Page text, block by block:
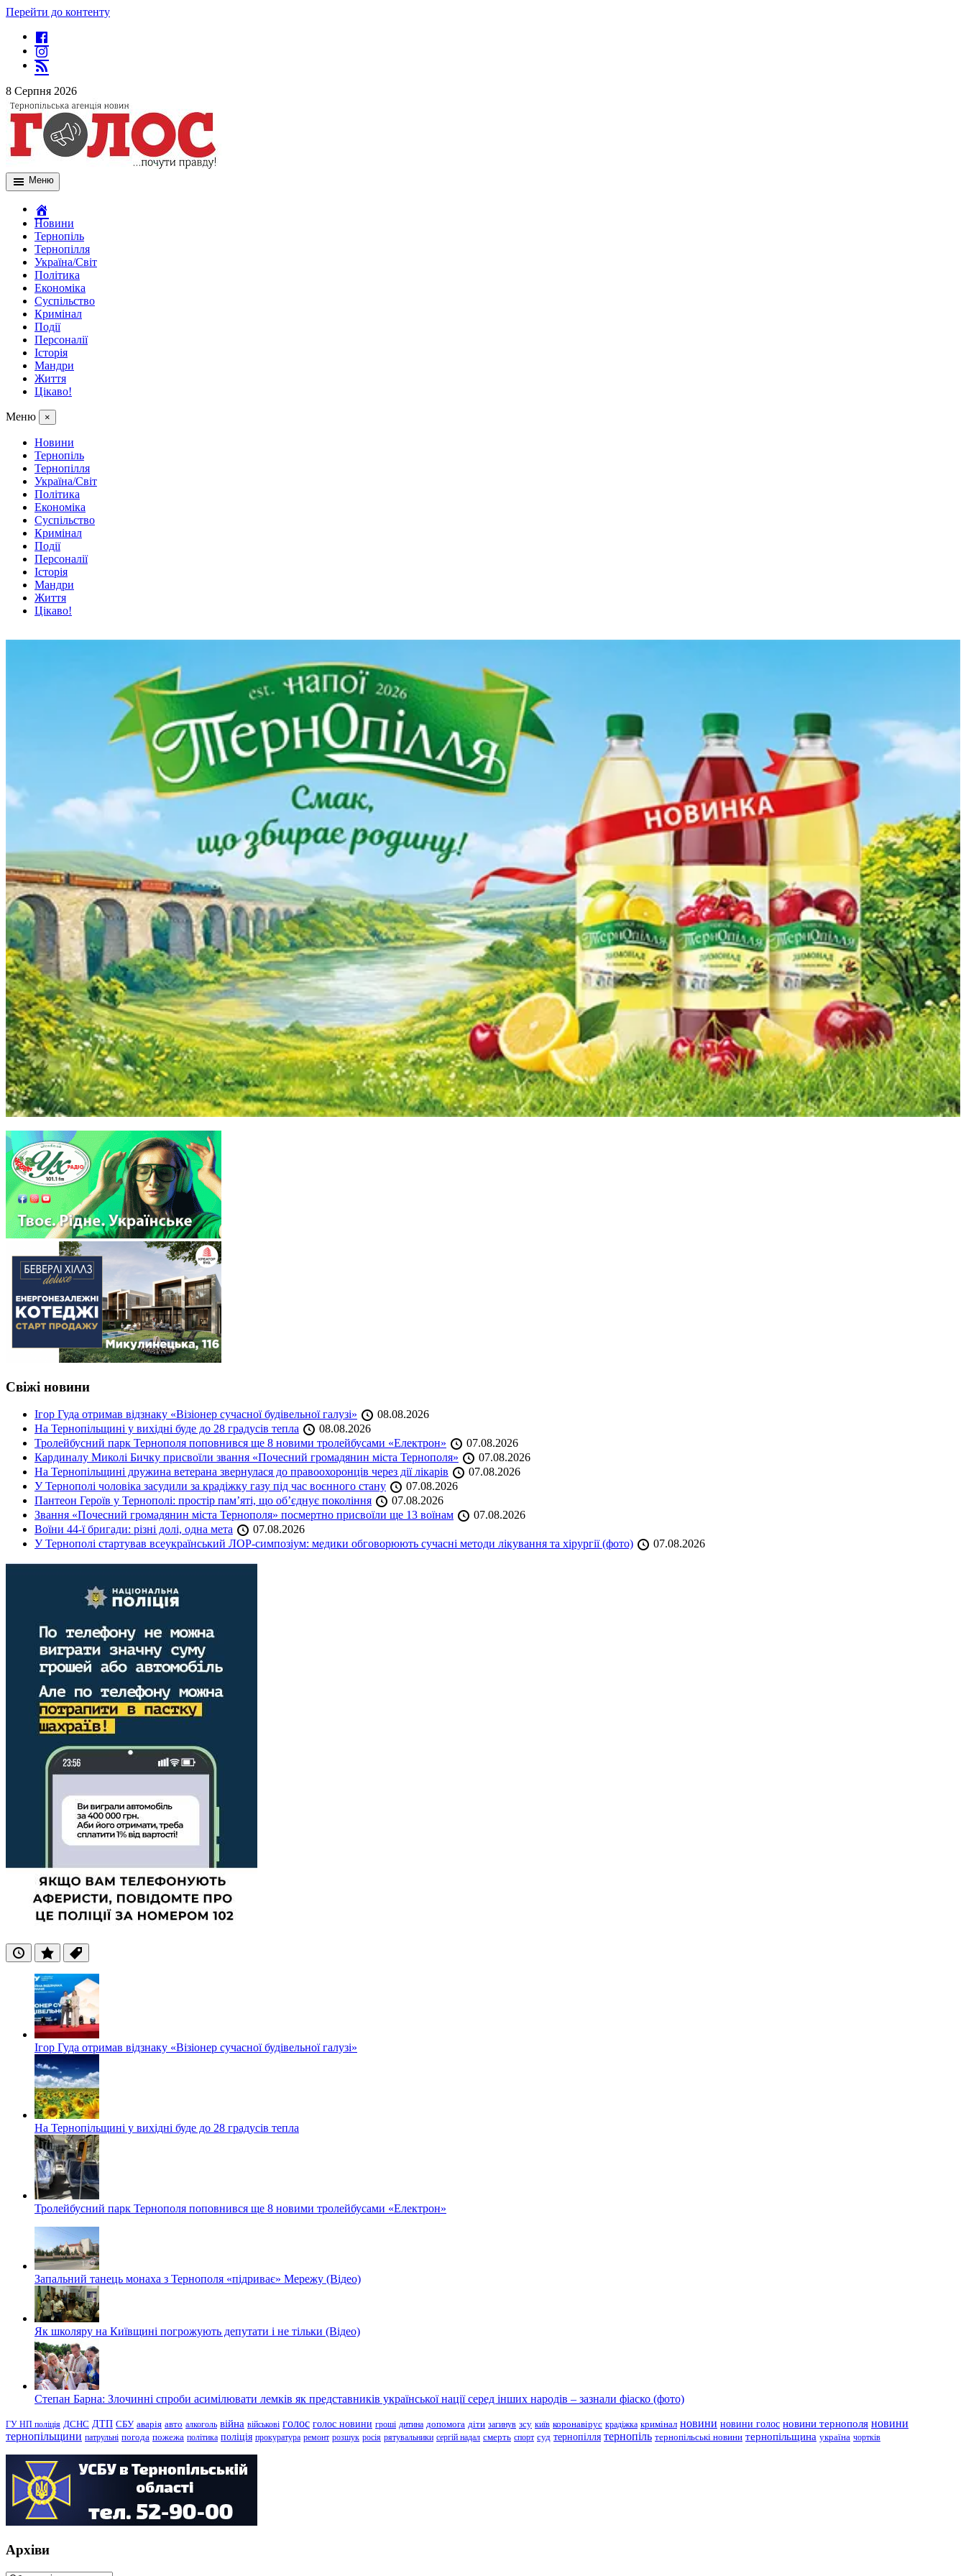
Перейти до контенту
8 Серпня 2026
Меню
Новини
Тернопіль
Тернопілля
Україна/Світ
Політика
Економіка
Суспільство
Кримінал
Події
Персоналії
Історія
Мандри
Життя
Цікаво!
Меню ×
Новини
Тернопіль
Тернопілля
Україна/Світ
Політика
Економіка
Суспільство
Кримінал
Події
Персоналії
Історія
Мандри
Життя
Цікаво!
Свіжі новини
Ігор Гуда отримав відзнаку «Візіонер сучасної будівельної галузі»
08.08.2026
На Тернопільщині у вихідні буде до 28 градусів тепла
08.08.2026
Тролейбусний парк Тернополя поповнився ще 8 новими тролейбусами «Електрон»
07.08.2026
Кардиналу Миколі Бичку присвоїли звання «Почесний громадянин міста Тернополя»
07.08.2026
На Тернопільщині дружина ветерана звернулася до правоохоронців через дії лікарів
07.08.2026
У Тернополі чоловіка засудили за крадіжку газу під час воєнного стану
07.08.2026
Пантеон Героїв у Тернополі: простір пам’яті, що об’єднує покоління
07.08.2026
Звання «Почесний громадянин міста Тернополя» посмертно присвоїли ще 13 воїнам
07.08.2026
Воїни 44-ї бригади: різні долі, одна мета
07.08.2026
У Тернополі стартував всеукраїнський ЛОР-симпозіум: медики обговорюють сучасні методи лікування та хірургії (фото)
07.08.2026
ОстанніПопулярні
Теги
Ігор Гуда отримав відзнаку «Візіонер сучасної будівельної галузі»
На Тернопільщині у вихідні буде до 28 градусів тепла
Тролейбусний парк Тернополя поповнився ще 8 новими тролейбусами «Електрон»
Запальний танець монаха з Тернополя «підриває» Мережу (Відео)
Як школяру на Київщині погрожують депутати і не тільки (Відео)
Степан Барна: Злочинні спроби асимілювати лемків як представників української нації серед інших народів – зазнали фіаско (фото)
ГУ НП поліція ДСНС ДТП СБУ аварія авто алкоголь війна військові голос голос новини гроші дитина допомога діти загинув зсу київ коронавірус крадіжка кримінал новини новини голос новини тернополя новини
тернопільщини патрульні погода пожежа політика поліція прокуратура ремонт розшук росія рятувальники сергій надал смерть спорт суд тернопілля тернопіль тернопільські новини тернопільщина україна чортків
Архіви